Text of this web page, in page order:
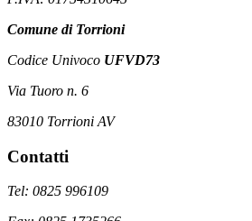
Comune di Torrioni
Codice Univoco UFVD73
Via Tuoro n. 6
83010 Torrioni AV
Contatti
Tel: 0825 996109